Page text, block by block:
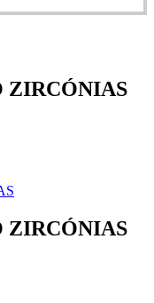
ZIRCÓNIAS
ZIRCÓNIAS